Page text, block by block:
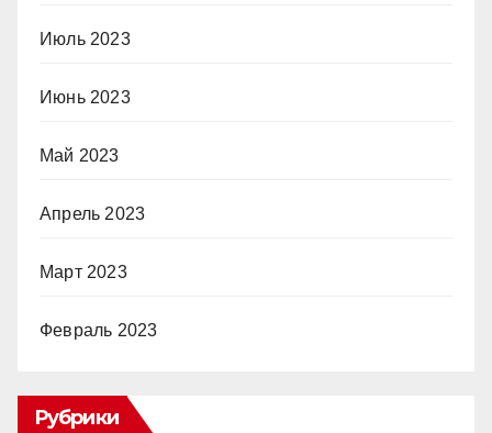
Июль 2023
Июнь 2023
Май 2023
Апрель 2023
Март 2023
Февраль 2023
Рубрики